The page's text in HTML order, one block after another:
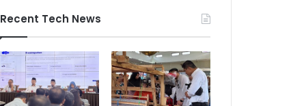
Recent Tech News